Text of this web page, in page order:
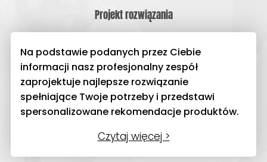
Projekt rozwiązania
Na podstawie podanych przez Ciebie
informacji nasz profesjonalny zespół
zaprojektuje najlepsze rozwiązanie
spełniające Twoje potrzeby i przedstawi
spersonalizowane rekomendacje produktów.
Czytaj więcej >